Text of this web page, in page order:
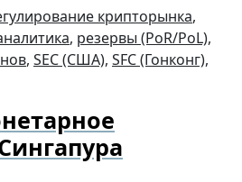
крипторынка,
, резервы (PoR/PoL),
, SEC (США), SFC (Гонконг),